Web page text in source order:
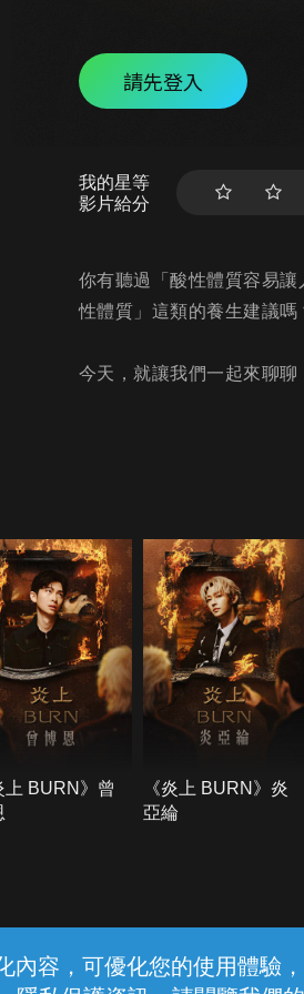
內容，可優化您的使用體驗
請先登入
我的星等
影片給分
你有聽過「酸性體質容易
性體質」這類的養生建議嗎
今天，就讓我們一起來聊聊
上 BURN》曾
《炎上 BURN》炎
亞綸
線上客服